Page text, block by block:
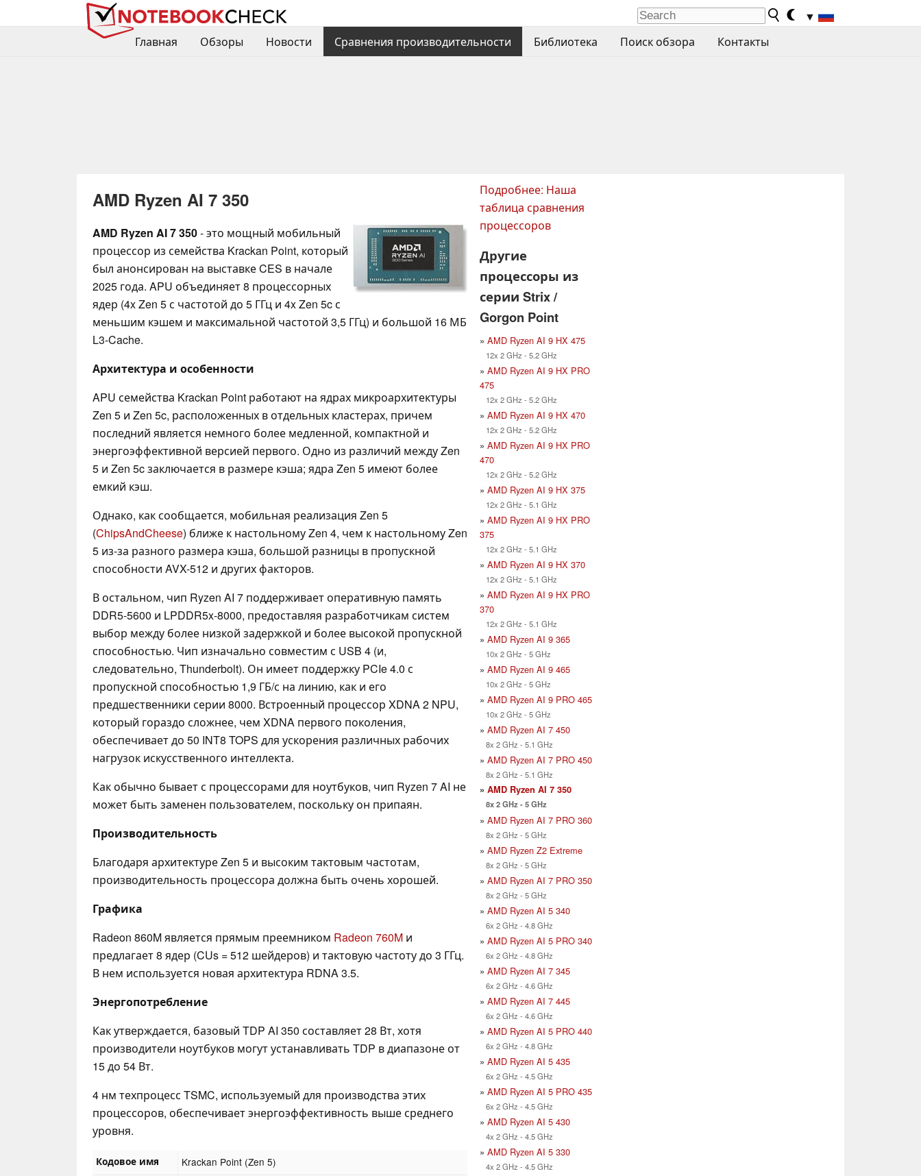
▼
Главная
Обзоры Новости Сравнения производительности Библиотека Поиск обзора Контакты
AMD Ryzen AI 7 350
AMD Ryzen AI 7 350- это мощный мобильный
процессор из семейства Krackan Point, который
был анонсирован на выставке CES в начале
2025 года. APU объединяет 8 процессорных
ядер (4x Zen 5 с частотой до 5 ГГц и 4x Zen 5c с
меньшим кэшем и максимальной частотой 3,5 ГГц) и большой 16 МБ
L3-Cache.
Архитектура и особенности
APU семейства Krackan Point работают на ядрах микроархитектуры
Zen 5 и Zen 5c, расположенных в отдельных кластерах, причем
последний является немного более медленной, компактной и
энергоэффективной версией первого. Одно из различий между Zen
5 и Zen 5c заключается в размере кэша; ядра Zen 5 имеют более
емкий кэш.
Однако, как сообщается, мобильная реализация Zen 5
(ChipsAndCheese) ближе к настольному Zen 4, чем к настольному Zen
5 из-за разного размера кэша, большой разницы в пропускной
способности AVX-512 и других факторов.
В остальном, чип Ryzen AI 7 поддерживает оперативную память
DDR5-5600 и LPDDR5x-8000, предоставляя разработчикам систем
выбор между более низкой задержкой и более высокой пропускной
способностью. Чип изначально совместим с USB 4 (и,
следовательно, Thunderbolt). Он имеет поддержку PCIe 4.0 с
пропускной способностью 1,9 ГБ/с на линию, как и его
предшественники серии 8000. Встроенный процессор XDNA 2 NPU,
который гораздо сложнее, чем XDNA первого поколения,
обеспечивает до 50 INT8 TOPS для ускорения различных рабочих
нагрузок искусственного интеллекта.
Как обычно бывает с процессорами для ноутбуков, чип Ryzen 7 AI не
может быть заменен пользователем, поскольку он припаян.
Производительность
Благодаря архитектуре Zen 5 и высоким тактовым частотам,
производительность процессора должна быть очень хорошей.
Графика
Radeon 860M является прямым преемником Radeon 760M и
предлагает 8 ядер (CUs = 512 шейдеров) и тактовую частоту до 3 ГГц.
В нем используется новая архитектура RDNA 3.5.
Энергопотребление
Как утверждается, базовый TDP AI 350 составляет 28 Вт, хотя
производители ноутбуков могут устанавливать TDP в диапазоне от
15 до 54 Вт.
4 нм техпроцесс TSMC, используемый для производства этих
процессоров, обеспечивает энергоэффективность выше среднего
уровня.
Кодовое имя Krackan Point (Zen 5)
Подробнее: Наша
таблица сравнения
процессоров
Другие
процессоры из
серии Strix /
Gorgon Point
» AMD Ryzen AI 9 HX 475
12x 2 GHz - 5.2 GHz
» AMD Ryzen AI 9 HX PRO
475
12x 2 GHz - 5.2 GHz
» AMD Ryzen AI 9 HX 470
12x 2 GHz - 5.2 GHz
» AMD Ryzen AI 9 HX PRO
470
12x 2 GHz - 5.2 GHz
» AMD Ryzen AI 9 HX 375
12x 2 GHz - 5.1 GHz
» AMD Ryzen AI 9 HX PRO
375
12x 2 GHz - 5.1 GHz
» AMD Ryzen AI 9 HX 370
12x 2 GHz - 5.1 GHz
» AMD Ryzen AI 9 HX PRO
370
12x 2 GHz - 5.1 GHz
» AMD Ryzen AI 9 365
10x 2 GHz - 5 GHz
» AMD Ryzen AI 9 465
10x 2 GHz - 5 GHz
» AMD Ryzen AI 9 PRO 465
10x 2 GHz - 5 GHz
» AMD Ryzen AI 7 450
8x 2 GHz - 5.1 GHz
» AMD Ryzen AI 7 PRO 450
8x 2 GHz - 5.1 GHz
» AMD Ryzen AI 7 350
8x 2 GHz - 5 GHz
» AMD Ryzen AI 7 PRO 360
8x 2 GHz - 5 GHz
» AMD Ryzen Z2 Extreme
8x 2 GHz - 5 GHz
» AMD Ryzen AI 7 PRO 350
8x 2 GHz - 5 GHz
» AMD Ryzen AI 5 340
6x 2 GHz - 4.8 GHz
» AMD Ryzen AI 5 PRO 340
6x 2 GHz - 4.8 GHz
» AMD Ryzen AI 7 345
6x 2 GHz - 4.6 GHz
» AMD Ryzen AI 7 445
6x 2 GHz - 4.6 GHz
» AMD Ryzen AI 5 PRO 440
6x 2 GHz - 4.8 GHz
» AMD Ryzen AI 5 435
6x 2 GHz - 4.5 GHz
» AMD Ryzen AI 5 PRO 435
6x 2 GHz - 4.5 GHz
» AMD Ryzen AI 5 430
4x 2 GHz - 4.5 GHz
» AMD Ryzen AI 5 330
4x 2 GHz - 4.5 GHz